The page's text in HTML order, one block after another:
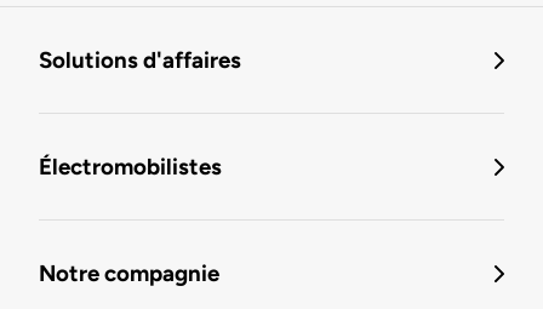
Solutions d'affaires
Électromobilistes
Notre compagnie